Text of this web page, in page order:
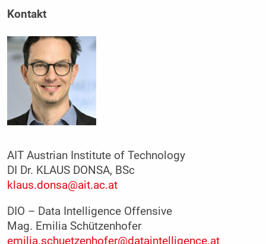
Kontakt
AIT Austrian Institute of Technology
DI Dr. KLAUS DONSA, BSc
klaus.donsa@ait.ac.at
DIO – Data Intelligence Offensive
Mag. Emilia Schützenhofer
emilia.schuetzenhofer@dataintelligence.at